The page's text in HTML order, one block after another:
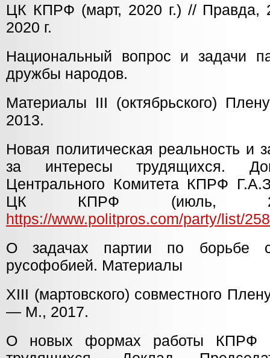
ЦК КПРФ (март, 2020 г.) //
2020 г.
Национальный вопрос и задачи
дружбы народов.
Материалы III (октябрьского)
2013.
Новая политическая реальность и
за интересы трудящихся.
Центрального Комитета КПРФ
ЦК КПРФ (июль,
https://www.politpros.com/party/list/
О задачах партии по борьбе
русофобией. Материалы
XIII (мартовского) совместного
— М., 2017.
О новых формах работы КПРФ